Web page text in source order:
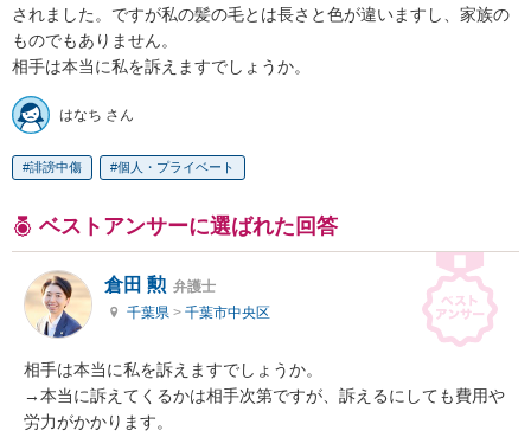
されました。ですが私の髪の毛とは長さと色が違いますし、家族の
ものでもありません。
相手は本当に私を訴えますでしょうか。
はなち さん
誹謗中傷 個人・プライベート
ベストアンサーに選ばれた回答
倉田 勲 弁護士
千葉県 > 千葉市中央区
相手は本当に私を訴えますでしょうか。
→本当に訴えてくるかは相手次第ですが、訴えるにしても費用や
労力がかかります。